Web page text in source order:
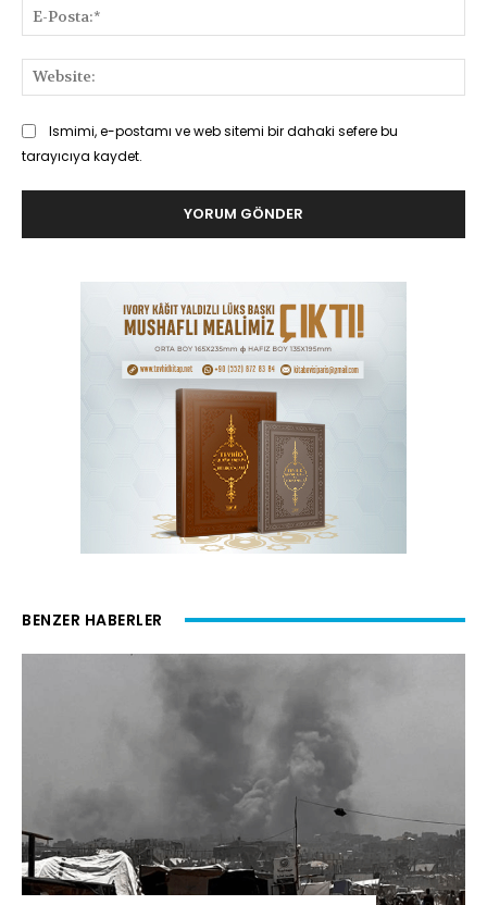
Ismimi, e-postamı ve web sitemi bir dahaki sefere bu
tarayıcıya kaydet.
BENZER HABERLER